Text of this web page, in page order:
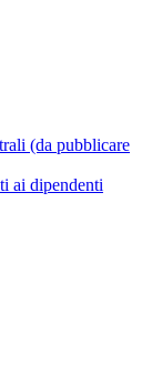
(da pubblicare
ai dipendenti